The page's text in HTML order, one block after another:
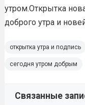
утром.Открытка
доброго утра и
открытка утра и подпись
сегодня утром добрым
Связанные